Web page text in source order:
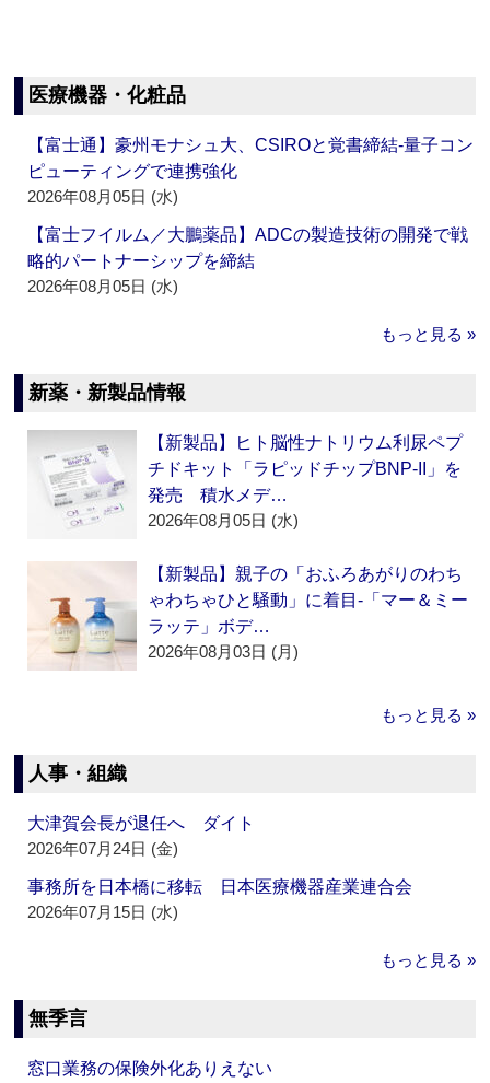
医療機器・化粧品
【富士通】豪州モナシュ大、CSIROと覚書締結‐量子コン
ピューティングで連携強化
2026年08月05日 (水)
【富士フイルム／大鵬薬品】ADCの製造技術の開発で戦
略的パートナーシップを締結
2026年08月05日 (水)
もっと見る »
新薬・新製品情報
【新製品】ヒト脳性ナトリウム利尿ペプ
チドキット「ラピッドチップBNP-II」を
発売 積水メデ…
2026年08月05日 (水)
【新製品】親子の「おふろあがりのわち
ゃわちゃひと騒動」に着目‐「マー＆ミー
ラッテ」ボデ…
2026年08月03日 (月)
もっと見る »
人事・組織
大津賀会長が退任へ ダイト
2026年07月24日 (金)
事務所を日本橋に移転 日本医療機器産業連合会
2026年07月15日 (水)
もっと見る »
無季言
窓口業務の保険外化ありえない